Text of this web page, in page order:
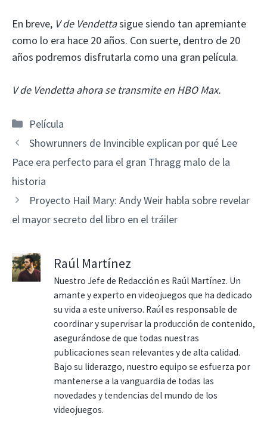
En breve, V de Vendettasigue siendo tan apremiante
como lo era hace 20 años. Con suerte, dentro de 20
años podremos disfrutarla como una gran película.
V de Vendetta ahora se transmite en HBO Max.
Categorías
Película
Showrunners de Invincible explican por qué Lee
Pace era perfecto para el gran Thragg malo de la
historia
Proyecto Hail Mary: Andy Weir habla sobre revelar
el mayor secreto del libro en el tráiler
Raúl Martínez
Nuestro Jefe de Redacción es Raúl Martínez. Un
amante y experto en videojuegos que ha dedicado
su vida a este universo. Raúl es responsable de
coordinar y supervisar la producción de contenido,
asegurándose de que todas nuestras
publicaciones sean relevantes y de alta calidad.
Bajo su liderazgo, nuestro equipo se esfuerza por
mantenerse a la vanguardia de todas las
novedades y tendencias del mundo de los
videojuegos.